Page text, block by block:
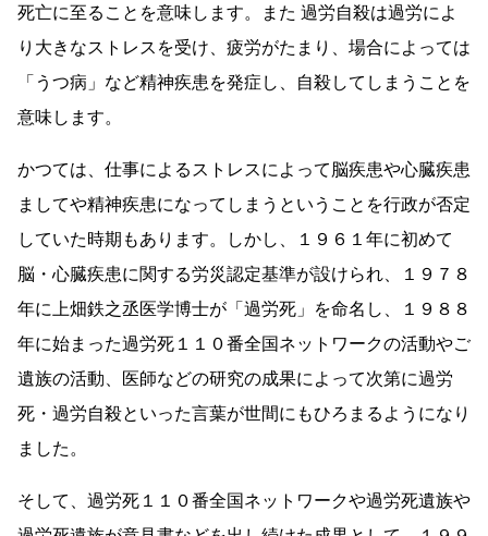
死亡に至ることを意味します。また 過労自殺は過労によ
り大きなストレスを受け、疲労がたまり、場合によっては
「うつ病」など精神疾患を発症し、自殺してしまうことを
意味します。
かつては、仕事によるストレスによって脳疾患や心臓疾患
ましてや精神疾患になってしまうということを行政が否定
していた時期もあります。しかし、１９６１年に初めて
脳・心臓疾患に関する労災認定基準が設けられ、１９７８
年に上畑鉄之丞医学博士が「過労死」を命名し、１９８８
年に始まった過労死１１０番全国ネットワークの活動やご
遺族の活動、医師などの研究の成果によって次第に過労
死・過労自殺といった言葉が世間にもひろまるようになり
ました。
そして、過労死１１０番全国ネットワークや過労死遺族や